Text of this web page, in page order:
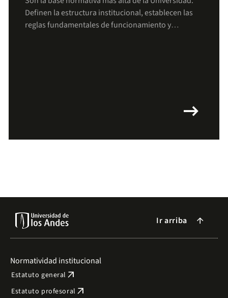
Definen la estructura institucional, establecen las
reglas fundamentales de funcionamiento y
arrow_right_alt
Ir arriba arrow_forward
Normatividad institucional
Estatuto general arrow_outward
Estatuto profesoral arrow_outward